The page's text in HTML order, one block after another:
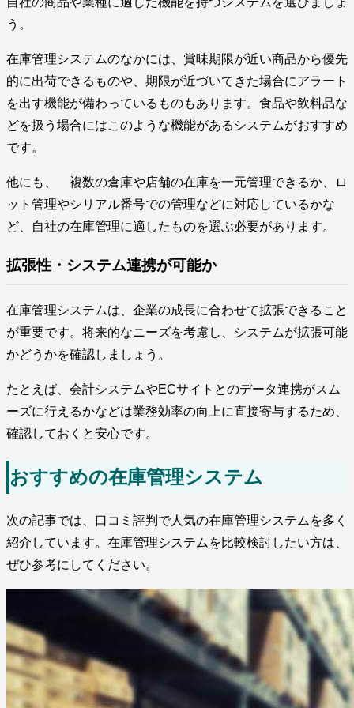
う。
在庫管理システムのなかには、賞味期限が近い商品から優先
的に出荷できるものや、期限が近づいてきた場合にアラート
を出す機能が備わっているものもあります。食品や飲料品な
どを扱う場合にはこのような機能があるシステムがおすすめ
です。
他にも、 複数の倉庫や店舗の在庫を一元管理できるか、ロ
ット管理やシリアル番号での管理などに対応しているかな
ど、自社の在庫管理に適したものを選ぶ必要があります。
拡張性・システム連携が可能か
在庫管理システムは、企業の成長に合わせて拡張できること
が重要です。将来的なニーズを考慮し、システムが拡張可能
かどうかを確認しましょう。
たとえば、会計システムやECサイトとのデータ連携がスム
ーズに行えるかなどは業務効率の向上に直接寄与するため、
確認しておくと安心です。
おすすめの在庫管理システム
次の記事では、口コミ評判で人気の在庫管理システムを多く
紹介しています。在庫管理システムを比較検討したい方は、
ぜひ参考にしてください。